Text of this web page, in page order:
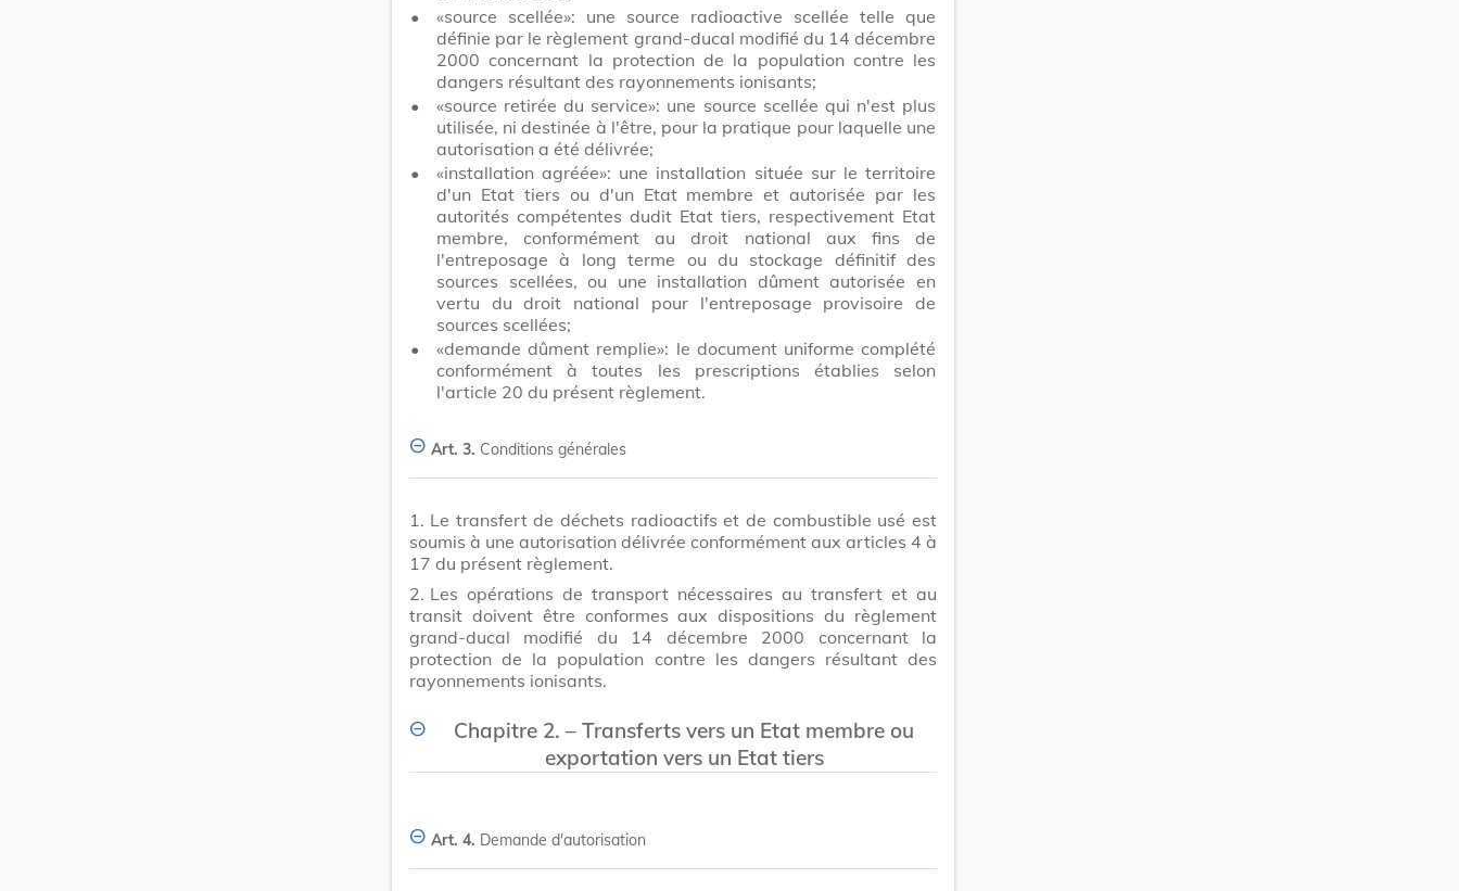
•
«source scellée»: une source radioactive scellée telle que
définie par le règlement grand-ducal modifié du 14 décembre
2000 concernant la protection de la population contre les
dangers résultant des rayonnements ionisants;
•
«source retirée du service»: une source scellée qui n'est plus
utilisée, ni destinée à l'être, pour la pratique pour laquelle une
autorisation a été délivrée;
•
«installation agréée»: une installation située sur le territoire
d'un Etat tiers ou d'un Etat membre et autorisée par les
autorités compétentes dudit Etat tiers, respectivement Etat
membre, conformément au droit national aux fins de
l'entreposage à long terme ou du stockage définitif des
sources scellées, ou une installation dûment autorisée en
vertu du droit national pour l'entreposage provisoire de
sources scellées;
•
«demande dûment remplie»: le document uniforme complété
conformément à toutes les prescriptions établies selon
l'article 20 du présent règlement.
Art. 3. Conditions générales
1. Le transfert de déchets radioactifs et de combustible usé est
soumis à une autorisation délivrée conformément aux articles 4 à
17 du présent règlement.
2. Les opérations de transport nécessaires au transfert et au
transit doivent être conformes aux dispositions du règlement
grand-ducal modifié du 14 décembre 2000 concernant la
protection de la population contre les dangers résultant des
rayonnements ionisants.
Chapitre 2. – Transferts vers un Etat membre ou
exportation vers un Etat tiers
Art. 4. Demande d'autorisation